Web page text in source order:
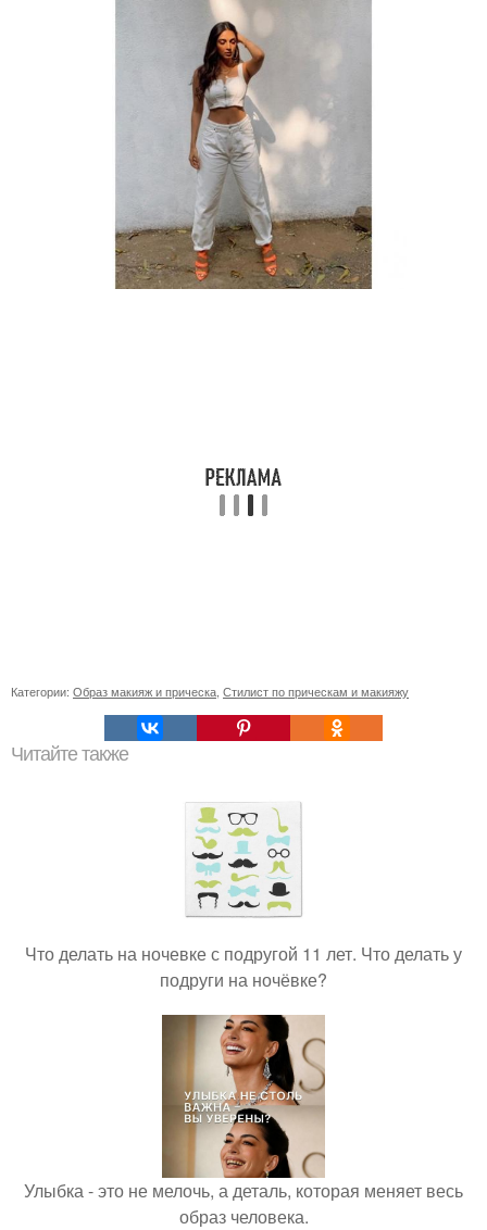
Категории: Образ макияж и прическа Стилист по прическам и макияжу
Читайте также
Что делать на ночевке с подругой 11 лет. Что делать у
подруги на ночёвке?
Улыбка - это не мелочь, а деталь, которая меняет весь
образ человека.